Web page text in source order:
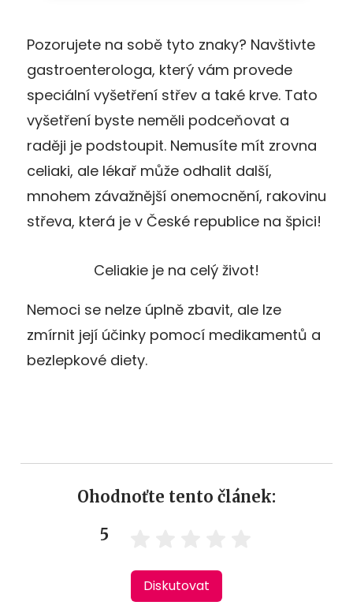
Pozorujete na sobě tyto znaky? Navštivte
gastroenterologa, který vám provede
speciální vyšetření střev a také krve. Tato
vyšetření byste neměli podceňovat a
raději je podstoupit. Nemusíte mít zrovna
celiaki, ale lékař může odhalit další,
mnohem závažnější onemocnění, rakovinu
střeva, která je v České republice na špici!
Celiakie je na celý život!
Nemoci se nelze úplně zbavit, ale lze
zmírnit její účinky pomocí medikamentů a
bezlepkové diety.
Ohodnoťte tento článek:
5
Diskutovat